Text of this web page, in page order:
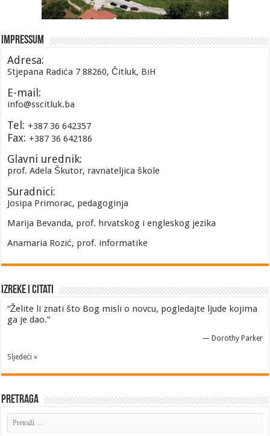
Impressum
Adresa:
Stjepana Radića 7 88260, Čitluk, BiH
E-mail:
info@sscitluk.ba
Tel: +387 36 642357
Fax: +387 36 642186
Glavni urednik:
prof. Adela Škutor, ravnateljica škole
Suradnici:
Josipa Primorac, pedagoginja
Marija Bevanda, prof. hrvatskog i engleskog jezika
Anamaria Rozić, prof. informatike
Izreke i Citati
“Želite li znati što Bog misli o novcu, pogledajte ljude kojima
ga je dao.”
— Dorothy Parker
Sljedeći »
Pretraga